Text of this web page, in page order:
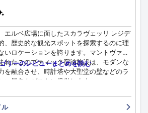
のホテルはファミリースイートや滞在をよ
計されたサービスを提供しています。ビジ
な設備と会議やイベントに便利なロケーシ
ホテル サン ロレンツォは、絶好のロケー
、フレンドリーなスタッフ、快適な宿泊施
、Wi-Fi と朝食の種類には改善の余地があ
エルベ広場に面したスカラヴェッリ レジデ
、歴史的な観光スポットを探索するのに理
いロケーションを誇ります。マントヴァの
れたこのブティック宿泊施設は、モダンな
を融合させ、時計塔や大聖堂の壁などのラ
い景色をゲストに提供します。
イン広場の賑やかな環境にもかかわらず、
賛されています。広々としたスタイリッシ
リーのレビューまとめを読む
ル